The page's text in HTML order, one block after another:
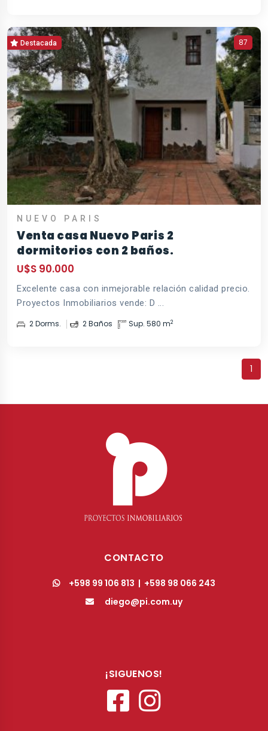
Destacada 87
NUEVO PARIS
Venta casa Nuevo Paris 2
dormitorios con 2 baños.
U$S 90.000
Excelente casa con inmejorable relación calidad precio.
Proyectos Inmobiliarios vende: D ...
2 Dorms. 2 Baños Sup. 580 m2
1
CONTACTO
+598 99 106 813 | +598 98 066 243
diego@pi.com.uy
¡SIGUENOS!